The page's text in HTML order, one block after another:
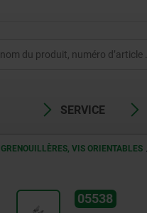
SERVICE
GRENOUILLÈRES, VIS ORIENTABLES
05538